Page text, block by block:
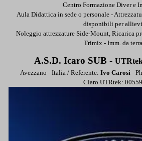
Centro Formazione Diver e
Aula Didattica in sede o personale -
disponibili per allievi
Noleggio attrezzature Side-Mount, Ricarica
Trimix - Imm. da terra
A.S.D. Icaro SUB -
Avezzano - Italia / Referente: Ivo Carosi -
Claro UTRtek: 00559